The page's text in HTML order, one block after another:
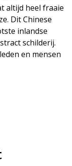
altijd heel fraaie
Dit Chinese
inlandse
schilderij.
en mensen